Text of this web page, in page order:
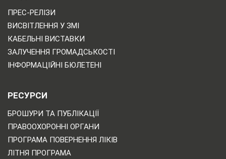
ПРЕС-РЕЛІЗИ
ВИСВІТЛЕННЯ У ЗМІ
КАБЕЛЬНІ ВИСТАВКИ
ЗАЛУЧЕННЯ ГРОМАДСЬКОСТІ
ІНФОРМАЦІЙНІ БЮЛЕТЕНІ
РЕСУРСИ
БРОШУРИ ТА ПУБЛІКАЦІЇ
ПРАВООХОРОННІ ОРГАНИ
ПРОГРАМА ПОВЕРНЕННЯ ЛІКІВ
ЛІТНЯ ПРОГРАМА